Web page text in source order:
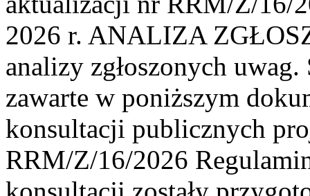
2026 r. ANALIZA
analizy zgłoszonych
zawarte w poniższym
konsultacji publicznych
RRM/Z/16/2026